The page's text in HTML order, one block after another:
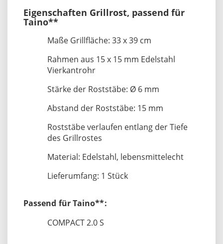
Eigenschaften Grillrost, passend für
Taino**
Maße Grillfläche: 33 x 39 cm
Rahmen aus 15 x 15 mm Edelstahl
Vierkantrohr
Stärke der Roststäbe: Ø 6 mm
Abstand der Roststäbe: 15 mm
Roststäbe verlaufen entlang der Tiefe
des Grillrostes
Material: Edelstahl, lebensmittelecht
Lieferumfang: 1 Stück
Passend für Taino**:
COMPACT 2.0 S